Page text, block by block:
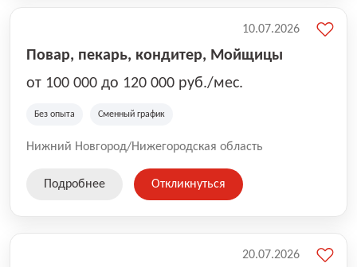
Повар, пекарь, кондитер, Мойщицы
от 100 000 до 120 000 руб./мес.
Без опыта Сменный график
Нижний Новгород/Нижегородская область
10.07.2026
Подробнее Откликнуться
20.07.2026